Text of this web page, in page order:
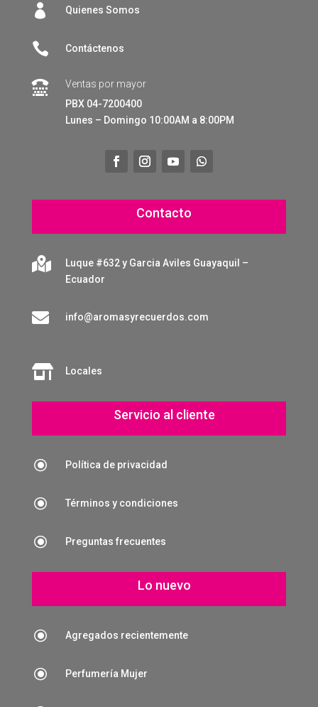
 Quienes Somos
 Contáctenos

Ventas por mayor
PBX 04-7200400
Lunes – Domingo 10:00AM a 8:00PM
Contacto

Luque #632 y Garcia Aviles Guayaquil –
Ecuador
 info@aromasyrecuerdos.com
 Locales
Servicio al cliente
\ Política de privacidad
\ Términos y condiciones
\ Preguntas frecuentes
Lo nuevo
\ Agregados recientemente
\ Perfumería Mujer